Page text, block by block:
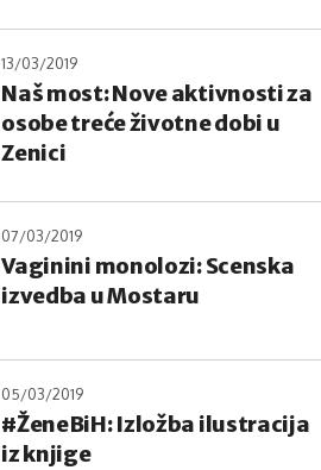
13/03/2019
Naš most: Nove aktivnosti za
osobe treće životne dobi u
Zenici
07/03/2019
Vaginini monolozi: Scenska
izvedba u Mostaru
05/03/2019
#ŽeneBiH: Izložba ilustracija
iz knjige